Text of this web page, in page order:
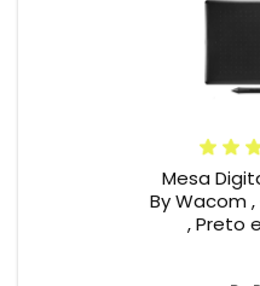
Mesa
By Wacom ,
, Preto